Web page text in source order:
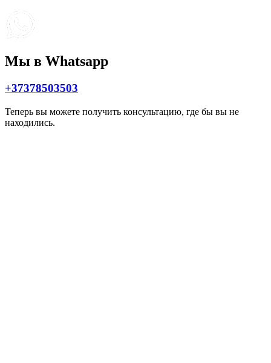
Мы в Whatsapp
+37378503503
Теперь вы можете получить консультацию, где бы вы не
находились.